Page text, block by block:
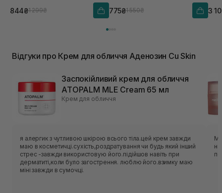
844₴1 299₴ 775₴1 550₴ 3
Відгуки про Крем для обличчя Аденозин Cu Skin
Заспокійливий крем для обличчя
ATOPALM MLE Cream 65 мл
Крем для обличчя
я алергик з чутливою шкірою всього тіла.цей крем завжди
маю в косметичці.сухість,роздратування чи будь який інший
стрес -завжди використовую його.підійшов навіть при
дерматиті,коли було загострення. люблю його.взимку маю
міні завжди в сумочці.